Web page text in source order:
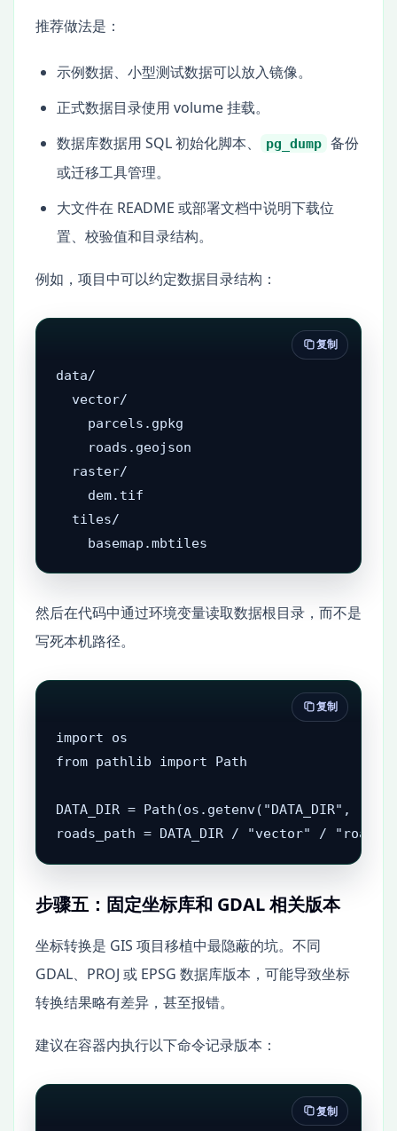
推荐做法是：
示例数据、小型测试数据可以放入镜像。
正式数据目录使用 volume 挂载。
数据库数据用 SQL 初始化脚本、
pg_dump 备份
或迁移工具管理。
大文件在 README 或部署文档中说明下载位
置、校验值和目录结构。
例如，项目中可以约定数据目录结构：
data/
  vector/
    parcels.gpkg
    roads.geojson
  raster/
    dem.tif
  tiles/
    basemap.mbtiles
复制
然后在代码中通过环境变量读取数据根目录，而不是
写死本机路径。
import os
from pathlib import Path
DATA_DIR = Path(os.getenv("DATA_DIR", "/
roads_path = DATA_DIR / "vector" /
复制
步骤五：固定坐标库和 GDAL 相关版本
坐标转换是 GIS 项目移植中最隐蔽的坑。不同
GDAL、PROJ 或 EPSG 数据库版本，可能导致坐标
转换结果略有差异，甚至报错。
建议在容器内执行以下命令记录版本：
复制